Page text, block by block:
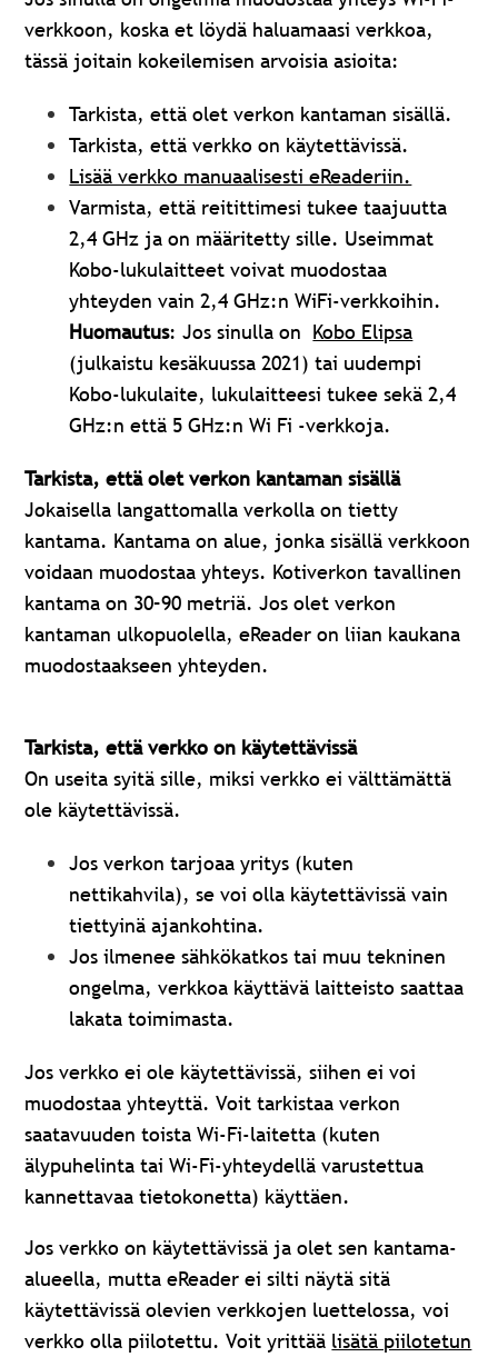
verkkoon, koska et löydä haluamaasi verkkoa,
tässä joitain kokeilemisen arvoisia asioita:
Tarkista, että olet verkon kantaman sisällä.
Tarkista, että verkko on käytettävissä.
Lisää verkko manuaalisesti eReaderiin.
Varmista, että reitittimesi tukee taajuutta
2,4 GHz ja on määritetty sille. Useimmat
Kobo-lukulaitteet voivat muodostaa
yhteyden vain 2,4 GHz:n WiFi-verkkoihin.
Huomautus: Jos sinulla on Kobo Elipsa
(julkaistu kesäkuussa 2021) tai uudempi
Kobo-lukulaite, lukulaitteesi tukee sekä 2,4
GHz:n että 5 GHz:n Wi Fi -verkkoja.
Tarkista, että olet verkon kantaman sisällä
Jokaisella langattomalla verkolla on tietty
kantama. Kantama on alue, jonka sisällä verkkoon
voidaan muodostaa yhteys. Kotiverkon tavallinen
kantama on 30–90 metriä. Jos olet verkon
kantaman ulkopuolella, eReader on liian kaukana
muodostaakseen yhteyden.
Tarkista, että verkko on käytettävissä
On useita syitä sille, miksi verkko ei välttämättä
ole käytettävissä.
Jos verkon tarjoaa yritys (kuten
nettikahvila), se voi olla käytettävissä vain
tiettyinä ajankohtina.
Jos ilmenee sähkökatkos tai muu tekninen
ongelma, verkkoa käyttävä laitteisto saattaa
lakata toimimasta.
Jos verkko ei ole käytettävissä, siihen ei voi
muodostaa yhteyttä. Voit tarkistaa verkon
saatavuuden toista Wi-Fi-laitetta (kuten
älypuhelinta tai Wi-Fi-yhteydellä varustettua
kannettavaa tietokonetta) käyttäen.
Jos verkko on käytettävissä ja olet sen kantama-
alueella, mutta eReader ei silti näytä sitä
käytettävissä olevien verkkojen luettelossa, voi
verkko olla piilotettu. Voit yrittää lisätä piilotetun